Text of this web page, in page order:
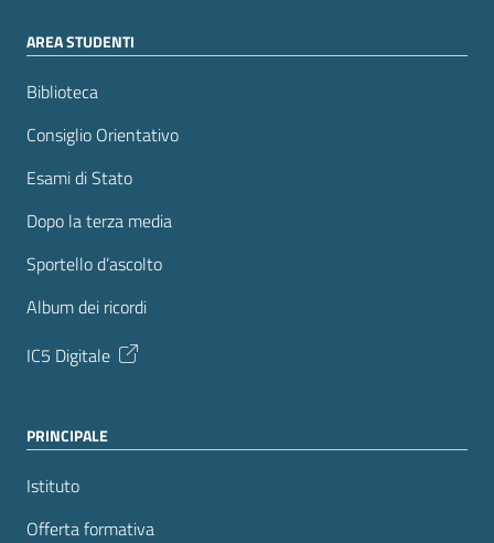
AREA STUDENTI
Biblioteca
Consiglio Orientativo
Esami di Stato
Dopo la terza media
Sportello d’ascolto
Album dei ricordi
IC5 Digitale
PRINCIPALE
Istituto
Offerta formativa